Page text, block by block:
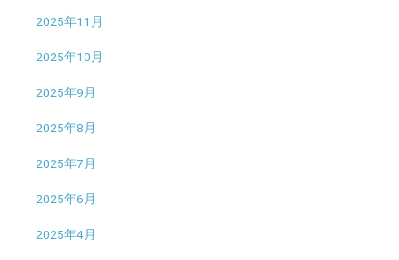
2025年11月
2025年10月
2025年9月
2025年8月
2025年7月
2025年6月
2025年4月